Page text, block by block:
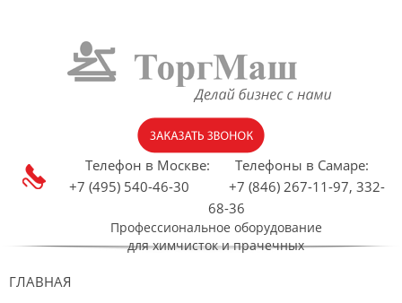
Телефон в Москве: Телефоны в Самаре:
+7 (495) 540-46-30 +7 (846) 267-11-97, 332-
68-36
Профессиональное оборудование
для химчисток и прачечных
ГЛАВНАЯ